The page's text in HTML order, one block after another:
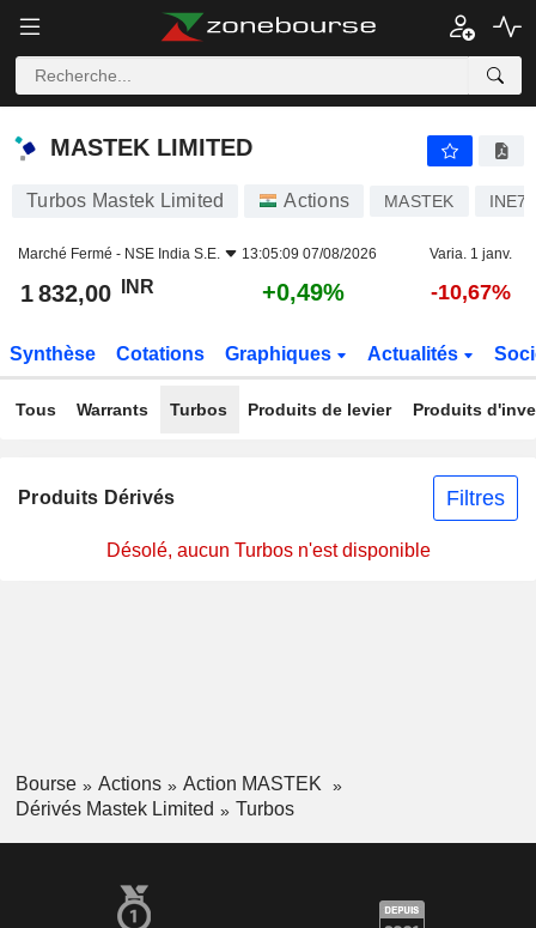
MASTEK LIMITED
MASTEK LIMITED
Turbos Mastek Limited Actions MASTEK
Marché Fermé - NSE India S.E. 13:05:09 07/08/2026 Varia. 1 janv.
1 832,00 INR +0,49% -10,67%
Synthèse Cotations Graphiques Actualités
Tous Warrants Turbos Produits de levier Produits
Produits Dérivés Filtres
Désolé, aucun Turbos n'est disponible
Bourse Actions
Action MASTEK
Dérivés Mastek Limited
Turbos